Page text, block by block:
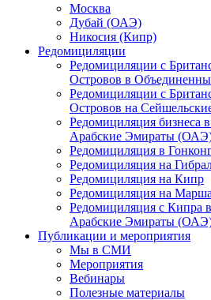
Москва
Дубай (ОАЭ)
Никосия (Кипр)
Редомициляции
Редомициляции с
Островов в
Редомициляции с
Островов на
Редомициляция бизнеса
Арабские Эмираты
Редомициляция в
Редомициляция на
Редомициляция на Кипр
Редомициляция на
Редомициляция с Кипра
Арабские Эмираты
Публикации и мероприятия
Мы в СМИ
Мероприятия
Вебинары
Полезные материалы